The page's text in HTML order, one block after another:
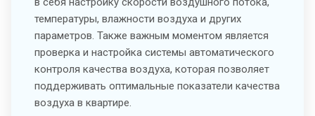
температуры, влажности воздуха и других
параметров. Также важным моментом является
проверка и настройка системы автоматического
контроля качества воздуха, которая позволяет
поддерживать оптимальные показатели качества
воздуха в квартире.